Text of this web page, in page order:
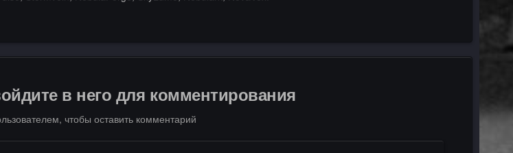
в него для комментирования
чтобы оставить комментарий